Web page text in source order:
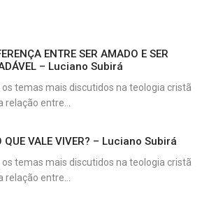
ENTRE SER AMADO E SER
– Luciano Subirá
os temas mais discutidos na teologia cristã
relação entre...
QUE VALE VIVER? – Luciano Subirá
os temas mais discutidos na teologia cristã
relação entre...